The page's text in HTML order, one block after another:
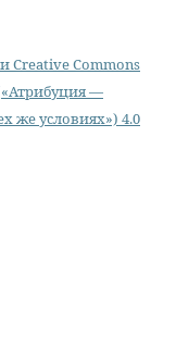
Creative Commons
—
же условиях») 4.0